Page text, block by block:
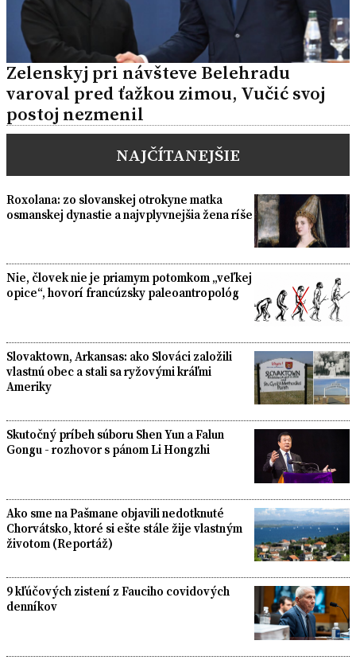
Zelenskyj pri návšteve Belehradu
varoval pred ťažkou zimou, Vučić svoj
postoj nezmenil
NAJČÍTANEJŠIE
Roxolana: zo slovanskej otrokyne matka
osmanskej dynastie a najvplyvnejšia žena ríše
Nie, človek nie je priamym potomkom „veľkej
opice“, hovorí francúzsky paleoantropológ
Slovaktown, Arkansas: ako Slováci založili
vlastnú obec a stali sa ryžovými kráľmi
Ameriky
Skutočný príbeh súboru Shen Yun a Falun
Gongu - rozhovor s pánom Li Hongzhi
Ako sme na Pašmane objavili nedotknuté
Chorvátsko, ktoré si ešte stále žije vlastným
životom (Reportáž)
9 kľúčových zistení z Fauciho covidových
denníkov